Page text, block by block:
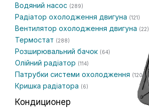
Водяний насос (289)
Радіатор охолодження двигуна (121)
Вентилятор охолодження двигуна (22)
Термостат (288)
Розширювальний бачок (64)
Олійний радіатор (114)
Патрубки системи охолодження (120)
Кришка радіатора (6)
Кондиционер